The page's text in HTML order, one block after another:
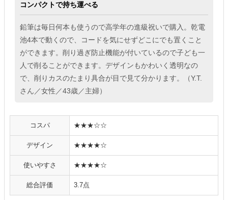
コンパクトで持ち運べる
鉛筆は毎日何本も使うので高学年の進級祝いで購入。乾電
池4本で動くので、コードを気にせずどこにでも置くこと
ができます。削り過ぎ防止機能が付いているので子ども一
人で削ることができます。デザインもかわいく透明なの
で、削りカスのたまり具合が目で見て分かります。（Y.T.
さん／女性／43歳／主婦）
コスパ ★★★☆☆
デザイン ★★★★☆
使いやすさ ★★★★☆
総合評価 3.7点